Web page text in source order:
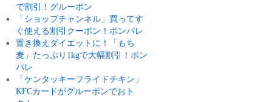
で割引！グルーポン
「ショップチャンネル」買ってす
ぐ使える割引クーポン！ポンパレ
置き換えダイエットに！「もち
麦」たっぷり1kgで大幅割引！ポン
パレ
「ケンタッキーフライドチキン」
KFCカードがグルーポンでおト